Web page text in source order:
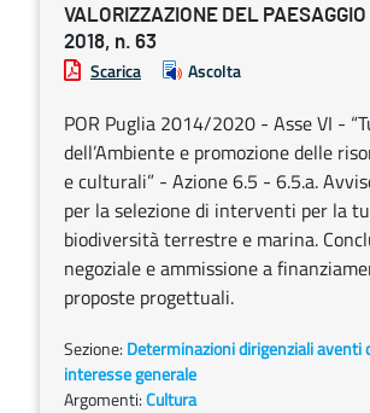
VALORIZZAZIONE DEL
2018, n. 63
Scarica Ascolta
POR Puglia 2014/2020 - Asse VI -
dell’Ambiente e promozione delle
e culturali” - Azione 6.5 - 6.5.a.
per la selezione di interventi per la
biodiversità terrestre e marina.
negoziale e ammissione a
proposte progettuali.
Sezione: Determinazioni dirigenziali aventi
interesse generale
Argomenti:Cultura